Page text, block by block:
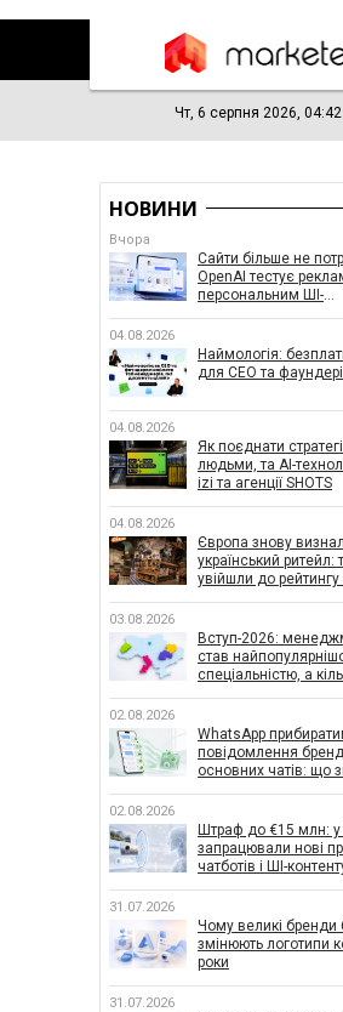
Чт, 6 серпня 2026, 04:42
НОВИНИ
Вчора
Сайти більше не
OpenAI тестує
персональним ШІ-
04.08.2026
Наймологія:
для CEO та
04.08.2026
Як поєднати
людьми, та AI-
izi та агенції SHOTS
04.08.2026
Європа знову
український ритейл:
увійшли до
03.08.2026
Вступ-2026:
став
спеціальністю, а
02.08.2026
WhatsApp
повідомлення
основних чатів: що
02.08.2026
Штраф до €15 млн:
запрацювали нові
чатботів і ШІ-
31.07.2026
Чому великі бренди
змінюють логотипи
роки
31.07.2026